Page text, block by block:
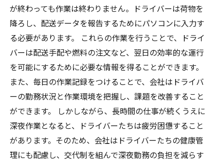
が終わっても作業は終わりません。ドライバーは荷物を
降ろし、配送データを報告するためにパソコンに入力す
る必要があります。 これらの作業を行うことで、ドライ
バーは配送手配や燃料の注文など、翌日の効率的な運行
を可能にするために必要な情報を得ることができます。
また、毎日の作業記録をつけることで、会社はドライバ
ーの勤務状況と作業環境を把握し、課題を改善すること
ができます。 しかしながら、長時間の仕事が続くうえに
深夜作業となると、ドライバーたちは疲労困憊すること
があります。そのため、会社はドライバーたちの健康管
理にも配慮し、交代制を組んで深夜勤務の負担を減らす